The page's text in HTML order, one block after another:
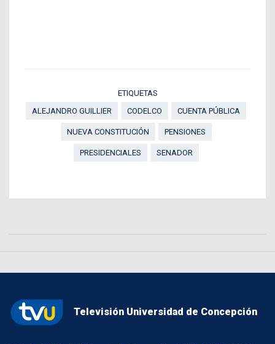
ETIQUETAS
ALEJANDRO GUILLIER
CODELCO CUENTA PÚBLICA
NUEVA CONSTITUCIÓN PENSIONES
PRESIDENCIALES SENADOR
Televisión Universidad de Concepción